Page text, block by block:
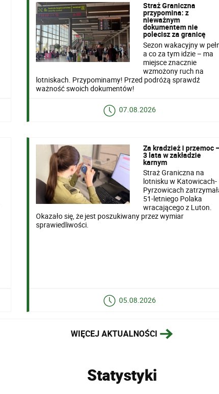
Straż Graniczna
przypomina: z
nieważnym
dokumentem nie
polecisz za granicę
Sezon wakacyjny w
a co za tym idzie – ma
miejsce znacznie
wzmożony ruch na
lotniskach. Przypominamy! Przed podróżą sprawdź
ważność swoich dokumentów!
07.08.2026
Za kradzież i przemoc
3 lata w zakładzie
karnym
Straż Graniczna na
lotnisku w Katowicach-
Pyrzowicach
51-letniego Polaka
wracającego z Luton.
Okazało się, że jest poszukiwany przez wymiar
sprawiedliwości.
05.08.2026
WIĘCEJ AKTUALNOŚCI
Statystyki